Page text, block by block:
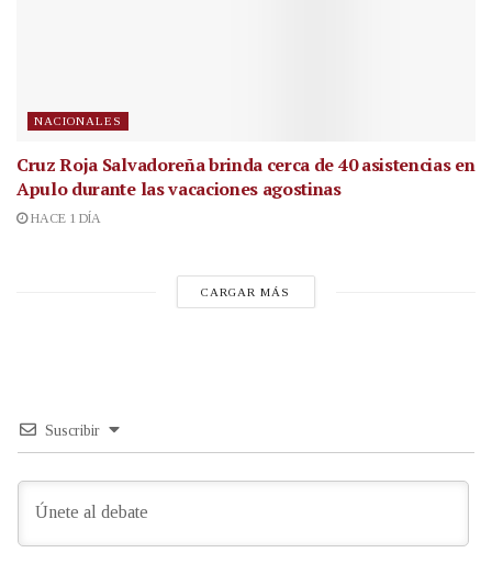
NACIONALES
Cruz Roja Salvadoreña brinda cerca de 40 asistencias en
Apulo durante las vacaciones agostinas
HACE 1 DÍA
CARGAR MÁS
Suscribir